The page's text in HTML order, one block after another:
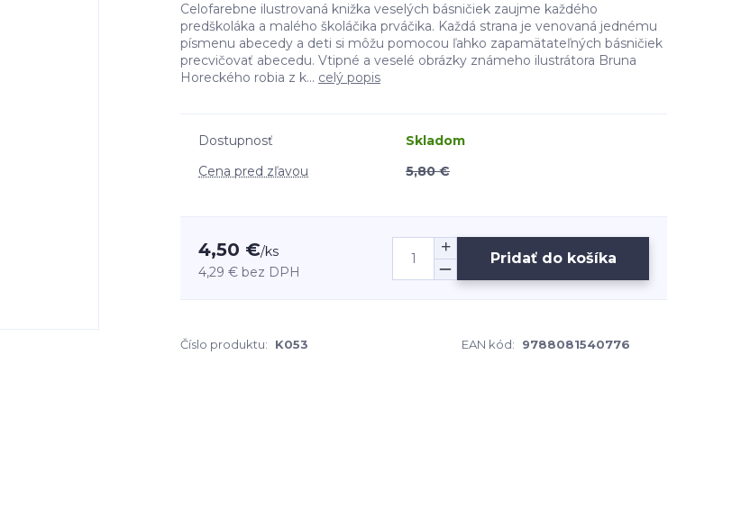
Celofarebne ilustrovaná knižka veselých básničiek zaujme každého
predškoláka a malého školáčika prváčika. Každá strana je venovaná jednému
písmenu abecedy a deti si môžu pomocou ľahko zapamätateľných básničiek
precvičovať abecedu. Vtipné a veselé obrázky známeho ilustrátora Bruna
Horeckého robia z k... celý popis
Dostupnosť
Skladom
Cena pred zľavou
5,80 €
4,50 €/ks
4,29 € bez DPH
Pridať do košíka
Číslo produktu: K053 EAN kód: 9788081540776